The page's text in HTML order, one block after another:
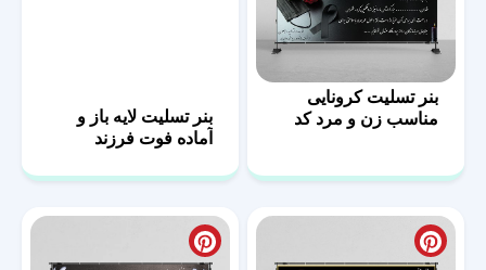
بنر تسلیت کرونایی
مناسب زن و مرد کد
آماده فوت فرزند